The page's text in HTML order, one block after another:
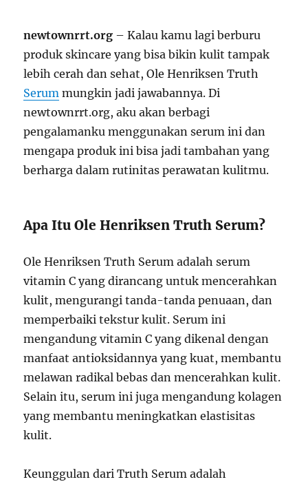
newtownrrt.org – Kalau kamu lagi berburu
produk skincare yang bisa bikin kulit tampak
lebih cerah dan sehat, Ole Henriksen Truth
Serum mungkin jadi jawabannya. Di
newtownrrt.org, aku akan berbagi
pengalamanku menggunakan serum ini dan
mengapa produk ini bisa jadi tambahan yang
berharga dalam rutinitas perawatan kulitmu.
Apa Itu Ole Henriksen Truth Serum?
Ole Henriksen Truth Serum adalah serum
vitamin C yang dirancang untuk mencerahkan
kulit, mengurangi tanda-tanda penuaan, dan
memperbaiki tekstur kulit. Serum ini
mengandung vitamin C yang dikenal dengan
manfaat antioksidannya yang kuat, membantu
melawan radikal bebas dan mencerahkan kulit.
Selain itu, serum ini juga mengandung kolagen
yang membantu meningkatkan elastisitas
kulit.
Keunggulan dari Truth Serum adalah